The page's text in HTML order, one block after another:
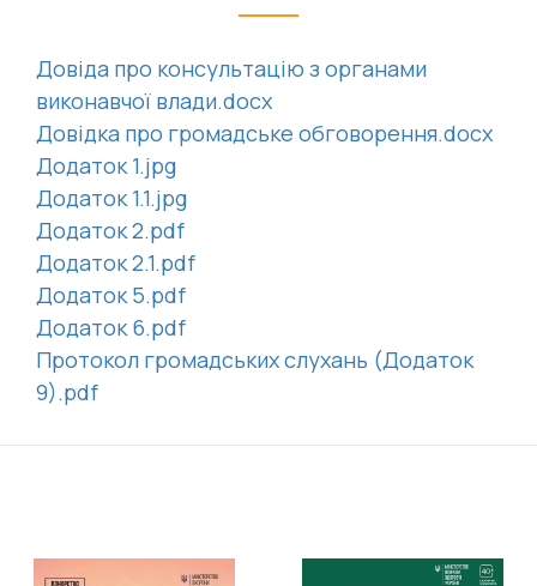
Довіда про консультацію з органами
виконавчої влади.docx
Довідка про громадське обговорення.docx
Додаток 1.jpg
Додаток 1.1.jpg
Додаток 2.pdf
Додаток 2.1.pdf
Додаток 5.pdf
Додаток 6.pdf
Протокол громадських слухань (Додаток
9).pdf